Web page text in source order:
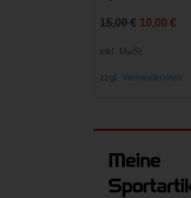
15,00€ 10,00€
inkl. MwSt.
zzgl.Versandkosten